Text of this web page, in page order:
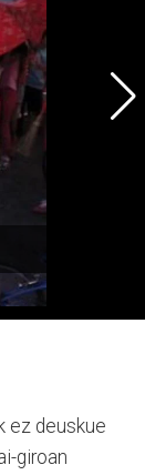
ez deuskue
giroan